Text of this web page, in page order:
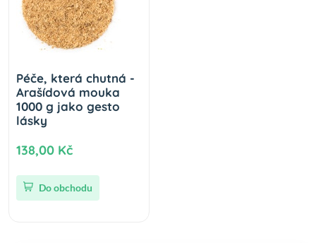
Péče, která chutná -
Arašídová mouka
1000 g jako gesto
lásky
138,00 Kč
Do obchodu